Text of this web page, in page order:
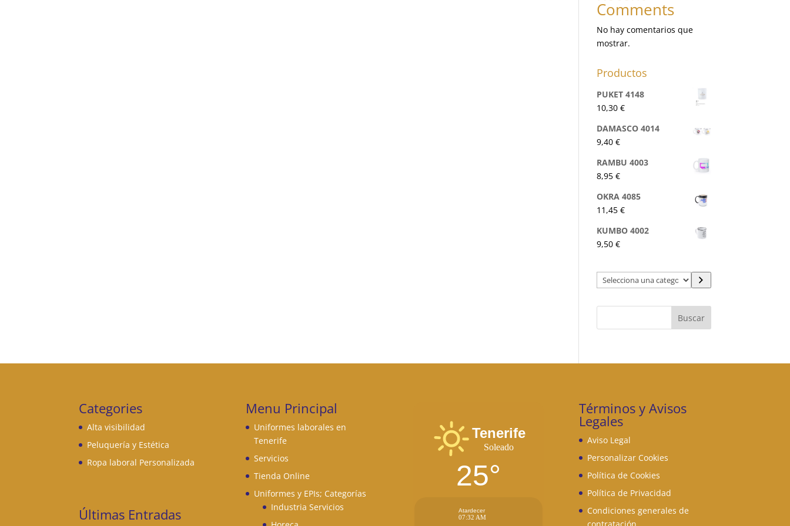
Comments
No hay comentarios que
mostrar.
Productos
PUKET 4148
10,30€
DAMASCO 4014
9,40€
RAMBU 4003
8,95€
OKRA 4085
11,45€
KUMBO 4002
9,50€
Selecciona
una
categoría
Buscar
Categories
Alta visibilidad
Peluquería y Estética
Ropa laboral Personalizada
Últimas Entradas
Menu Principal
Uniformes laborales en
Tenerife
Servicios
Tienda Online
Uniformes y EPIs; Categorías
Industria Servicios
Tenerife
Soleado
25°
Atardecer
07:32 AM
Términos y Avisos
Legales
Aviso Legal
Personalizar Cookies
Política de Cookies
Política de Privacidad
Condiciones generales de
contratación